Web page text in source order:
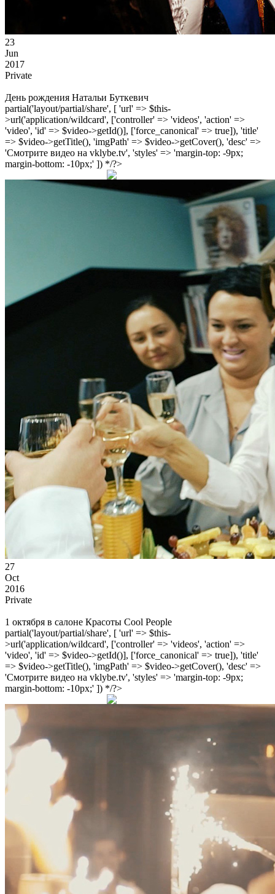
23
Jun
2017
Private
День рождения Натальи Буткевич
partial('layout/partial/share', [ 'url' => $this-
>url('application/wildcard', ['controller' => 'videos', 'action' =>
'video', 'id' => $video->getId()], ['force_canonical' => true]), 'title'
=> $video->getTitle(), 'imgPath' => $video->getCover(), 'desc' =>
'Смотрите видео на vklybe.tv', 'styles' => 'margin-top: -9px;
margin-bottom: -10px;' ]) */?>
27
Oct
2016
Private
1 октября в салоне Красоты Cool People
partial('layout/partial/share', [ 'url' => $this-
>url('application/wildcard', ['controller' => 'videos', 'action' =>
'video', 'id' => $video->getId()], ['force_canonical' => true]), 'title'
=> $video->getTitle(), 'imgPath' => $video->getCover(), 'desc' =>
'Смотрите видео на vklybe.tv', 'styles' => 'margin-top: -9px;
margin-bottom: -10px;' ]) */?>